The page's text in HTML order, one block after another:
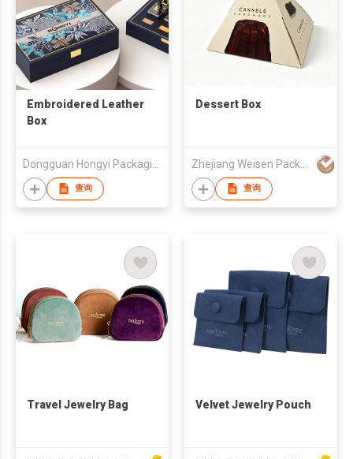
Embroidered Leather
Box
查询
Dessert Box
查询
Travel Jewelry Bag Velvet Jewelry Pouch